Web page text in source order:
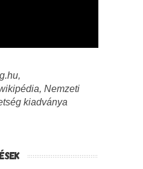
Nemzeti
kiadványa